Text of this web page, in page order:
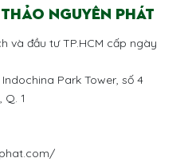
NGUYÊN PHÁT
và đầu tư TP.HCM cấp ngày
Park Tower, số 4
1